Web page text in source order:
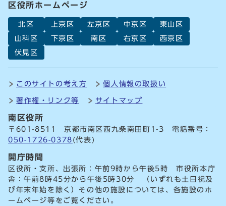
区役所ホームページ
北区 上京区 左京区 中京区
東山区
山科区
下京区 南区 右京区
西京区
伏見区
このサイトの考え方 個人情報の取扱い
著作権・リンク等 サイトマップ
南区役所
〒601-8511 京都市南区西九条南田町1-3 電話番号：
050-1726-0378 (代表)
開庁時間
区役所・支所、出張所：午前9時から午後5時 市役所本庁
舎：午前8時45分から午後5時30分 （いずれも土日祝及
び年末年始を除く）その他の施設については、各施設のホ
ームページ等をご覧ください。